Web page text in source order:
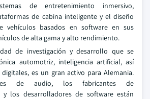
de entretenimiento inmersivo,
de cabina inteligente y el diseño
vehículos basados en software en sus
de alta gama y alto rendimiento.
de investigación y desarrollo que se
automotriz, inteligencia artificial, así
es un gran activo para Alemania.
de audio, los fabricantes de
y los desarrolladores de software están